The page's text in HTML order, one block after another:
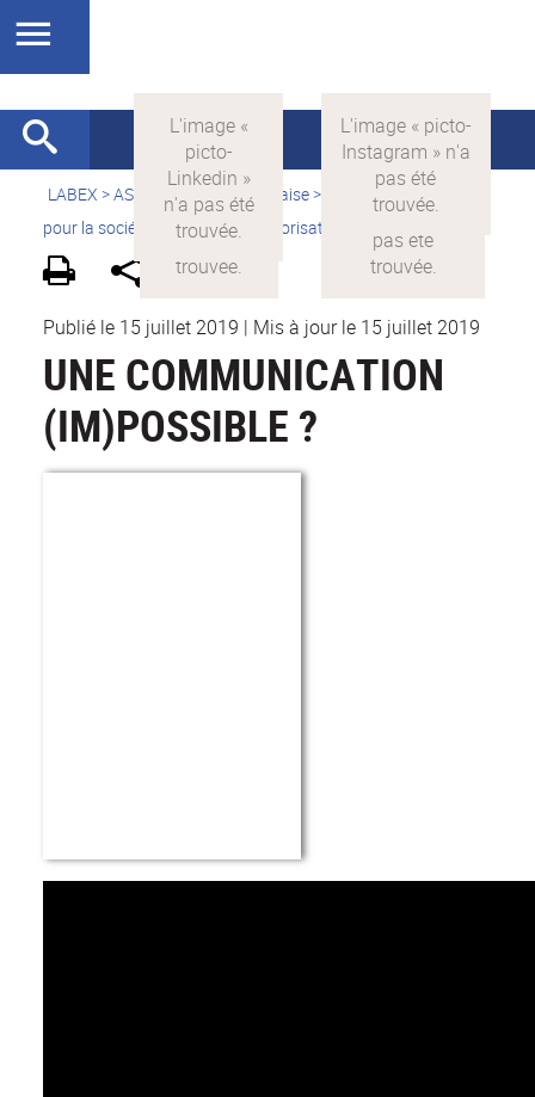
LABEX >ASLAN > Version française>
La science avec et
pour la société
Supports de valorisation
Publié le 15 juillet 2019 | Mis à jour le 15 juillet 2019
UNE COMMUNICATION
(IM)POSSIBLE ?